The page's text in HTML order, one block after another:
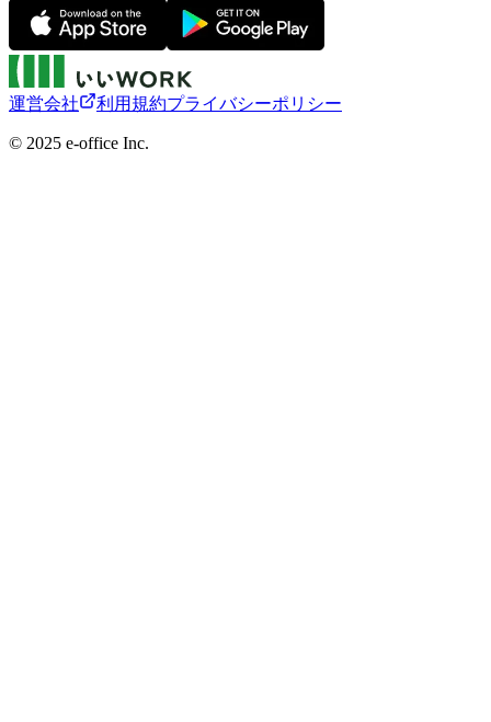
運営会社 利用規約プライバシーポリシー
©︎ 2025 e-office Inc.